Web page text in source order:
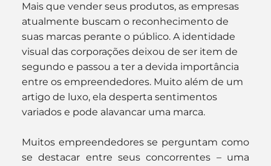
Mais que vender seus produtos, as empresas
atualmente buscam o reconhecimento de
suas marcas perante o público. A identidade
visual das corporações deixou de ser item de
segundo e passou a ter a devida importância
entre os empreendedores. Muito além de um
artigo de luxo, ela desperta sentimentos
variados e pode alavancar uma marca.
Muitos empreendedores se perguntam como
se destacar entre seus concorrentes – uma